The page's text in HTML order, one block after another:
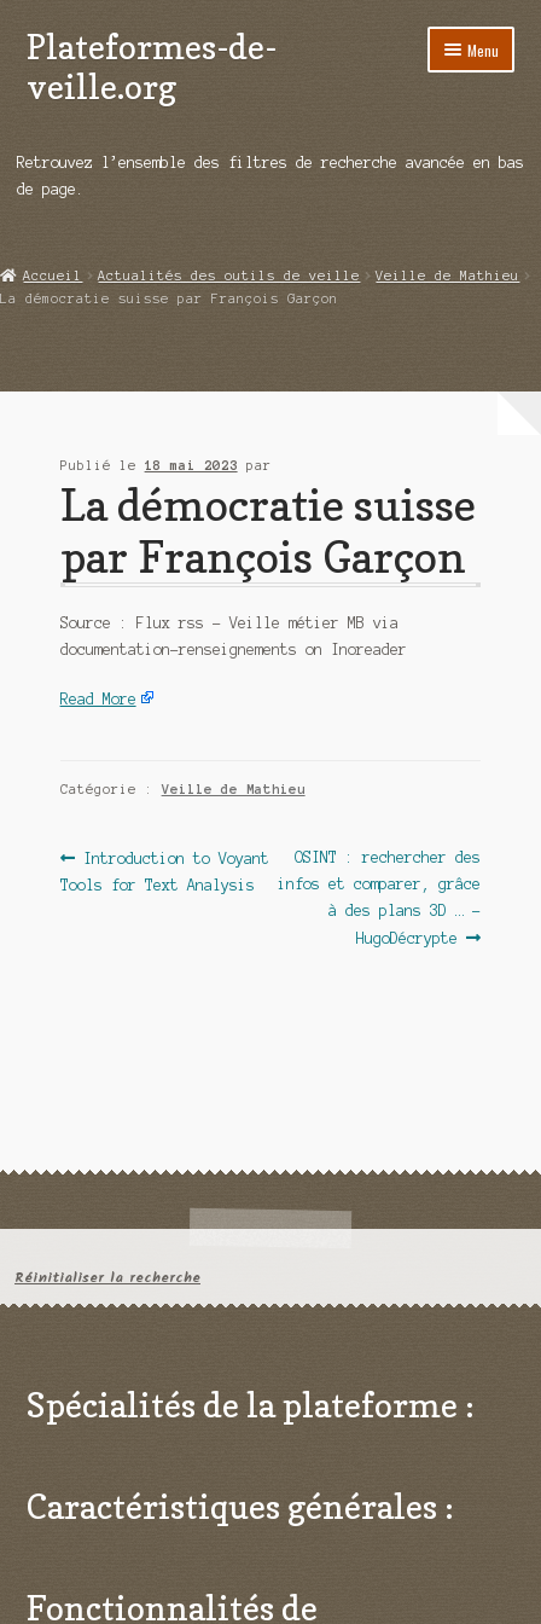
Aller
à
la
Aller
au
contenu
Plateformes-de-
veille.org
Menu
Répertoire d’ouitils
Démos vidéos
Retrouvez l’ensemble des filtres de recherche avancée en bas
de page.
Accueil Actualités des outils de veille
Veille de Mathieu
La démocratie suisse par François Garçon
Publié le 18 mai 2023 par
La démocratie suisse
par François Garçon
Source : Flux rss – Veille métier MB via
documentation-renseignements on Inoreader
Read More
Catégorie :Veille de Mathieu
Navigation
de
Article
précédent :
Introduction to Voyant
Tools for Text Analysis
Article
suivant :
OSINT : rechercher des
infos et comparer, grâce
à des plans 3D … –
HugoDécrypte
Réinitialiser la recherche
Spécialités de la plateforme :
Caractéristiques générales :
Fonctionnalités de